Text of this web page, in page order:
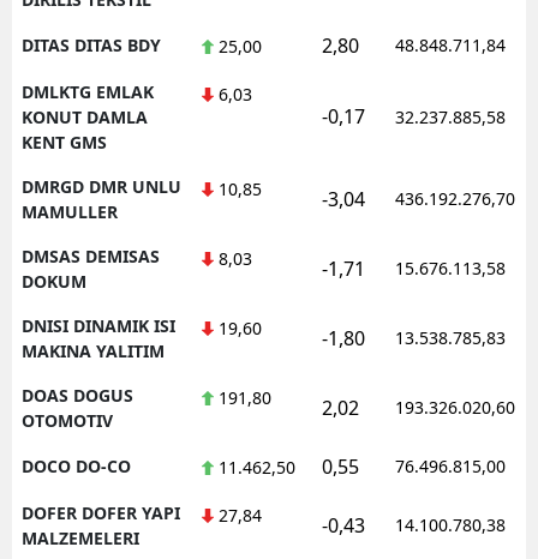
DITAS DITAS BDY 25,00 2,80 48.848.711,84
DMLKTG EMLAK
KONUT DAMLA
KENT GMS
6,03
-0,17 32.237.885,58
DMRGD DMR UNLU
MAMULLER
10,85 -3,04 436.192.276,70
DMSAS DEMISAS
DOKUM
8,03 -1,71 15.676.113,58
DNISI DINAMIK ISI
MAKINA YALITIM
19,60 -1,80 13.538.785,83
DOAS DOGUS
OTOMOTIV
191,80 2,02 193.326.020,60
DOCO DO-CO 11.462,50 0,55 76.496.815,00
DOFER DOFER YAPI
MALZEMELERI
27,84 -0,43 14.100.780,38